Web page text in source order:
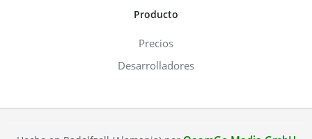
Producto
Precios
Desarrolladores